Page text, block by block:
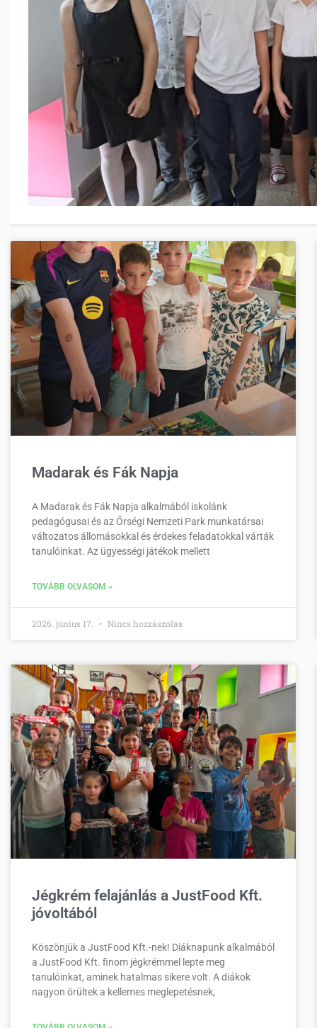
Madarak és Fák Napja
A Madarak és Fák Napja alkalmából iskolánk
pedagógusai és az Őrségi Nemzeti Park munkatársai
változatos állomásokkal és érdekes feladatokkal várták
tanulóinkat. Az ügyességi játékok mellett
TOVÁBB OLVASOM »
2026. június 17. Nincs hozzászólás
Jégkrém felajánlás a JustFood Kft.
jóvoltából
Köszönjük a JustFood Kft.-nek! Diáknapunk alkalmából
a JustFood Kft. finom jégkrémmel lepte meg
tanulóinkat, aminek hatalmas sikere volt. A diákok
nagyon örültek a kellemes meglepetésnek,